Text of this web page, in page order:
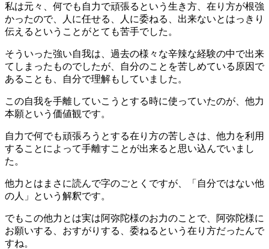
私は元々、何でも自力で頑張るという生き方、在り方が根強
かったので、人に任せる、人に委ねる、出来ないとはっきり
伝えるということがとても苦手でした。
そういった強い自我は、過去の様々な辛辣な経験の中で出来
てしまったものでしたが、自分のことを苦しめている原因で
あることも、自分で理解もしていました。
この自我を手離していこうとする時に使っていたのが、他力
本願という価値観です。
自力で何でも頑張ろうとする在り方の苦しさは、他力を利用
することによって手離すことが出来ると思い込んでいまし
た。
他力とはまさに読んで字のごとくですが、「自分ではない他
の人」という解釈です。
でもこの他力とは実は阿弥陀様のお力のことで、阿弥陀様に
お願いする、おすがりする、委ねるという在り方だったんで
すね。